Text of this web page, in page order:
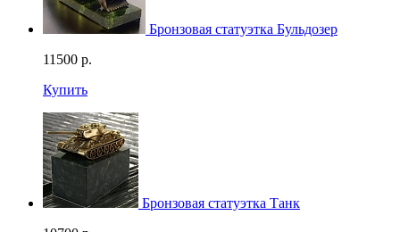
Бронзовая статуэтка Бульдозер
11500 р.
Купить
Бронзовая статуэтка Танк